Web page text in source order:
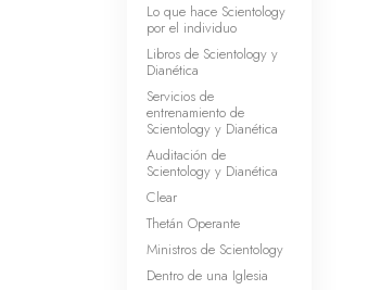
Lo que hace Scientology
por el individuo
Libros de Scientology y
Dianética
Servicios de
entrenamiento de
Scientology y Dianética
Auditación de
Scientology y Dianética
Clear
Thetán Operante
Ministros de Scientology
Dentro de una Iglesia